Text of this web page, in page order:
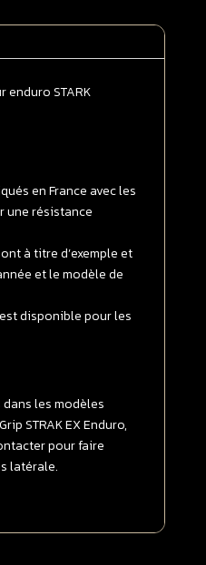
enduro STARK
en France avec les
une résistance
à titre d’exemple et
et le modèle de
disponible pour les
les modèles
STRAK EX Enduro,
pour faire
latérale.